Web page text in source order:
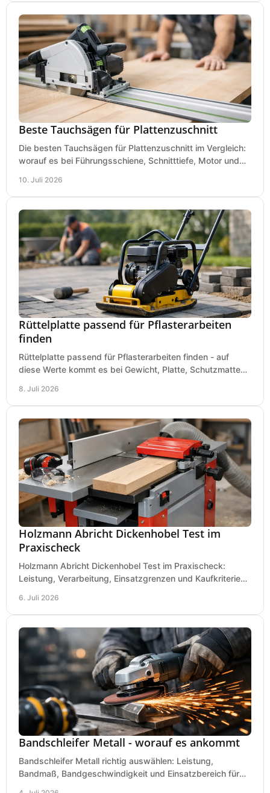
Beste Tauchsägen für Plattenzuschnitt
Die besten Tauchsägen für Plattenzuschnitt im Vergleich:
worauf es bei Führungsschiene, Schnitttiefe, Motor und
10. Juli 2026
Rüttelplatte passend für Pflasterarbeiten
finden
Rüttelplatte passend für Pflasterarbeiten finden - auf
diese Werte kommt es bei Gewicht, Platte, Schutzmatte
8. Juli 2026
Holzmann Abricht Dickenhobel Test im
Praxischeck
Holzmann Abricht Dickenhobel Test im Praxischeck:
Leistung, Verarbeitung, Einsatzgrenzen und Kaufkriterien
6. Juli 2026
Bandschleifer Metall - worauf es ankommt
Bandschleifer Metall richtig auswählen: Leistung,
Bandmaß, Bandgeschwindigkeit und Einsatzbereich für